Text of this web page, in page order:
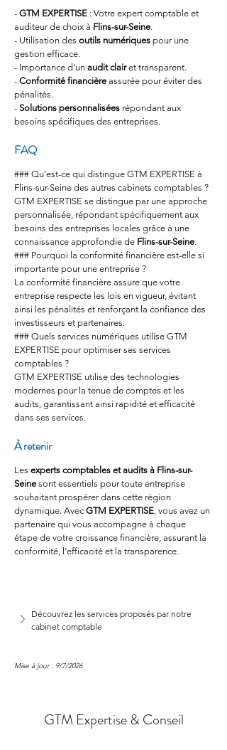
- GTM EXPERTISE : Votre expert comptable et
auditeur de choix à Flins-sur-Seine.
- Utilisation des outils numériques pour une
gestion efficace.
- Importance d'un audit clair et transparent.
- Conformité financière assurée pour éviter des
pénalités.
- Solutions personnalisées répondant aux
besoins spécifiques des entreprises.
FAQ
### Qu'est-ce qui distingue GTM EXPERTISE à
Flins-sur-Seine des autres cabinets comptables ?
GTM EXPERTISE se distingue par une approche
personnalisée, répondant spécifiquement aux
besoins des entreprises locales grâce à une
connaissance approfondie de Flins-sur-Seine.
### Pourquoi la conformité financière est-elle si
importante pour une entreprise ?
La conformité financière assure que votre
entreprise respecte les lois en vigueur, évitant
ainsi les pénalités et renforçant la confiance des
investisseurs et partenaires.
### Quels services numériques utilise GTM
EXPERTISE pour optimiser ses services
comptables ?
GTM EXPERTISE utilise des technologies
modernes pour la tenue de comptes et les
audits, garantissant ainsi rapidité et efficacité
dans ses services.
À retenir
Les experts comptables et audits à Flins-sur-
Seine sont essentiels pour toute entreprise
souhaitant prospérer dans cette région
dynamique. Avec GTM EXPERTISE, vous avez un
partenaire qui vous accompagne à chaque
étape de votre croissance financière, assurant la
conformité, l'efficacité et la transparence.
Découvrez les services proposés par notre
cabinet comptable
Mise à jour : 9/7/2026
GTM Expertise & Conseil